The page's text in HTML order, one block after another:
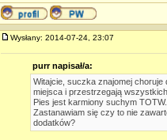
Wysłany: 2014-07-24, 23:07
purr napisał/a:
Witajcie, suczka znajomej
miejsca i przestrzegają
Pies jest karmiony suchym
Zastanawiam się czy to nie
dodatków?